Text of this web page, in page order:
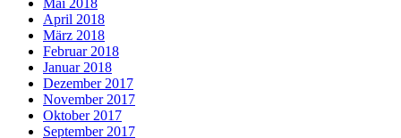
April 2018
März 2018
Februar 2018
Januar 2018
Dezember 2017
November 2017
Oktober 2017
September 2017